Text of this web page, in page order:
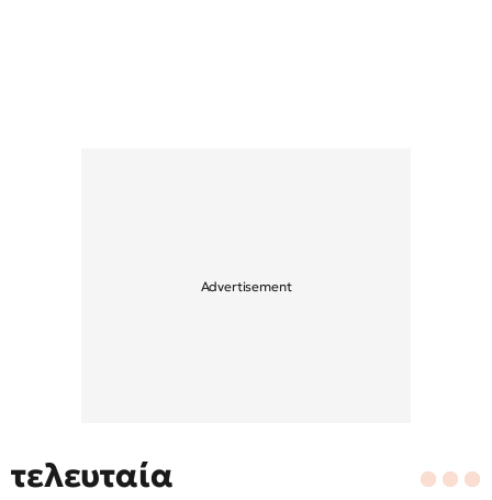
τελευταία